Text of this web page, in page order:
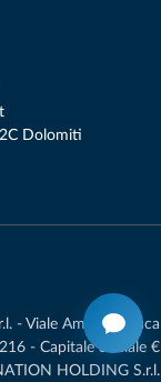
Dolomiti
- Viale Amedeo Duca
- Capitale Sociale €
HOLDING S.r.l.